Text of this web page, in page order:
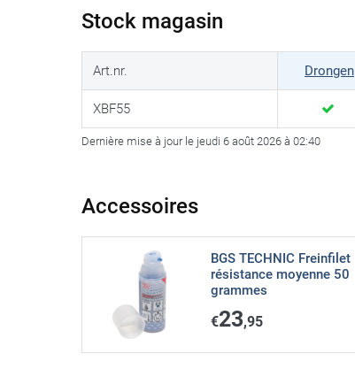
Stock magasin
Art.nr. Drongen
XBF55
Dernière mise à jour le jeudi 6 août 2026 à 02:40
Accessoires
BGS TECHNIC Freinfilet
résistance moyenne 50
grammes
€23,95